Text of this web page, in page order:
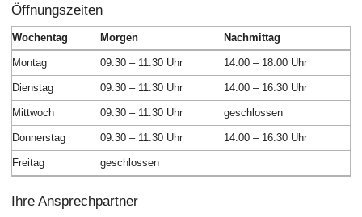
Öffnungszeiten
Wochentag Morgen Nachmittag
Montag 09.30 – 11.30 Uhr 14.00 – 18.00 Uhr
Dienstag 09.30 – 11.30 Uhr 14.00 – 16.30 Uhr
Mittwoch 09.30 – 11.30 Uhr geschlossen
Donnerstag 09.30 – 11.30 Uhr 14.00 – 16.30 Uhr
Freitag geschlossen
Ihre Ansprechpartner